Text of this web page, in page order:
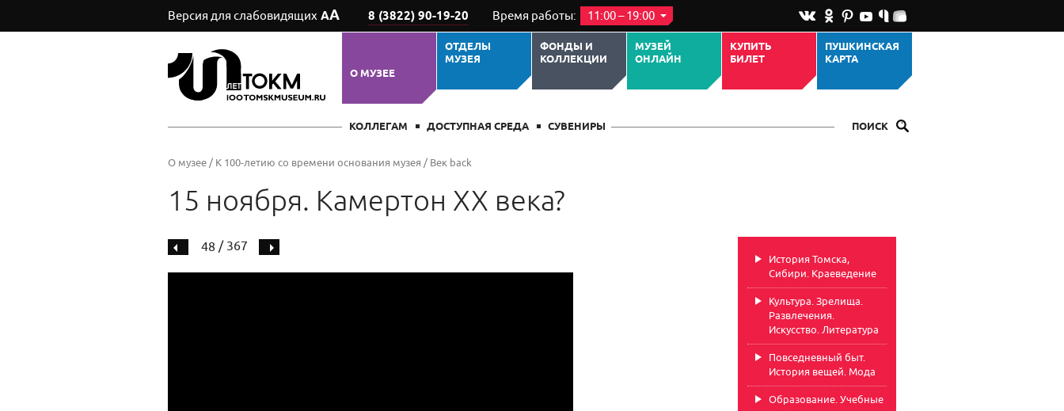
Версия для слабовидящих АА 8 (3822) 90-19-20 Время работы: 11:00 – 19:00
О МУЗЕЕ
ОТДЕЛЫ
МУЗЕЯ
ФОНДЫ И
КОЛЛЕКЦИИ
МУЗЕЙ
ОНЛАЙН
КУПИТЬ
БИЛЕТ
ПУШКИНСКАЯ
КАРТА
КОЛЛЕГАМ ДОСТУПНАЯ СРЕДА СУВЕНИРЫ ПОИСК
О музее/ К 100-летию со времени основания музея / Век back
15 ноября. Камертон XX века?
История Томска,
Сибири. Краеведение
Культура. Зрелища.
Развлечения.
Искусство. Литература
Повседневный быт.
История вещей. Мода
Образование. Учебные
48 / 367